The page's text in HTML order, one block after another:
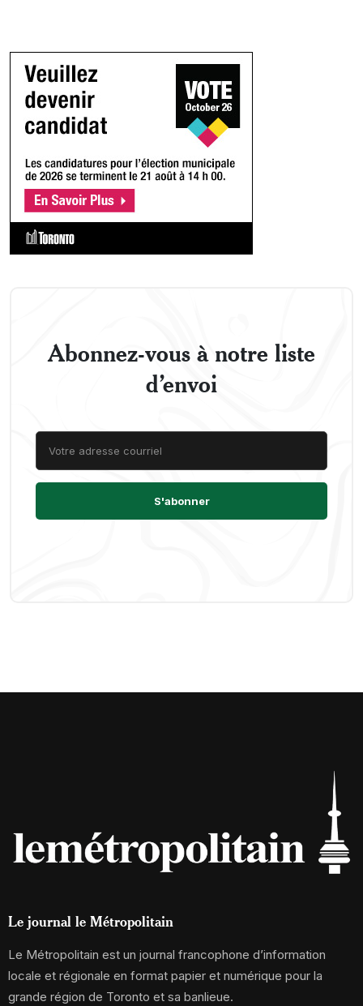
Abonnez-vous à notre liste
d’envoi
Le journal le Métropolitain
Le Métropolitain est un journal francophone d’information
locale et régionale en format papier et numérique pour la
grande région de Toronto et sa banlieue.